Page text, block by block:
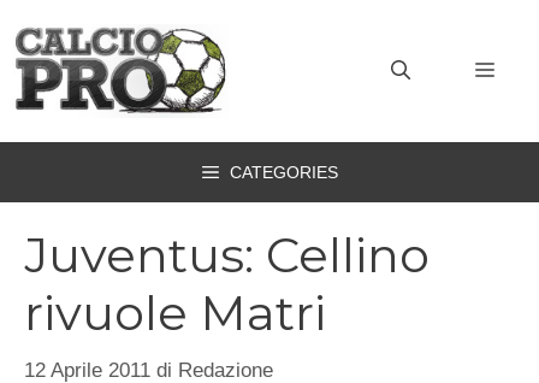
contenuto
CATEGORIES
Juventus: Cellino
rivuole Matri
12 Aprile 2011 di Redazione